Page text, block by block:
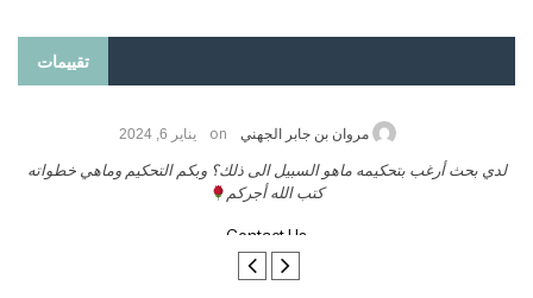
تقييمات
لدي
حامد الزريقي on يناير 25, 2026
السلام عليكم ورحمة الله وبركاتة أرغب بنشر كتابي معكم